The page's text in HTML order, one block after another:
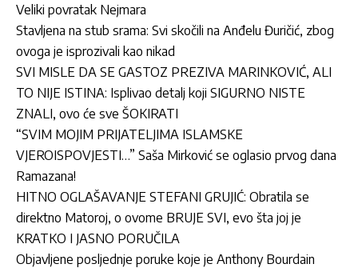
Veliki povratak Nejmara
Stavljena na stub srama: Svi skočili na Anđelu Đuričić, zbog
ovoga je isprozivali kao nikad
SVI MISLE DA SE GASTOZ PREZIVA MARINKOVIĆ, ALI
TO NIJE ISTINA: Isplivao detalj koji SIGURNO NISTE
ZNALI, ovo će sve ŠOKIRATI
“SVIM MOJIM PRIJATELJIMA ISLAMSKE
VJEROISPOVJESTI…” Saša Mirković se oglasio prvog dana
Ramazana!
HITNO OGLAŠAVANJE STEFANI GRUJIĆ: Obratila se
direktno Matoroj, o ovome BRUJE SVI, evo šta joj je
KRATKO I JASNO PORUČILA
Objavljene posljednje poruke koje je Anthony Bourdain